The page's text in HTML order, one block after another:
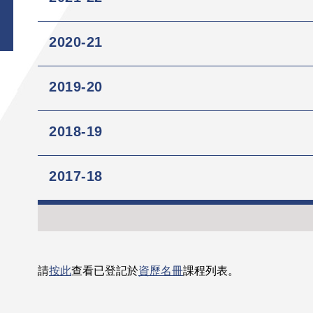
2020-21
2019-20
2018-19
2017-18
請按此查看已登記於資歷名冊課程列表。